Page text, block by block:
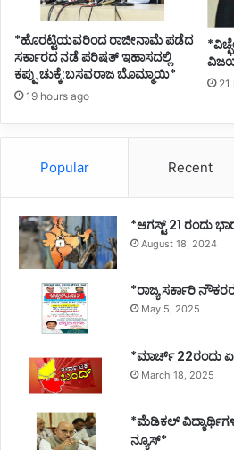
*ಹೊರಟ್ಟಿಯವರಿಂದ ರಾಜೀನಾಮೆ ಪಡೆದ
ಸರ್ಕಾರದ ನಡೆ ಪರಿಷತ್ ಇಹಾಸದಲ್ಲಿ
ಕಪ್ಪು ಚುಕ್ಕೆ:ಬಸವರಾಜ ಬೊಮ್ಮಾಯಿ*
19 hours ago
ವಿಜಯ್
21
Popular Recent
*ಆಗಸ್ಟ್ 21 ರಂದು
August 18, 2024
*ರಾಜ್ಯ ಸರ್ಕಾರಿ
May 5, 2025
*ಮಾರ್ಚ್ 22ರಂದು
March 18, 2025
*ಮೆಡಿಕಲ್
ನ್ಯೂಸ್*